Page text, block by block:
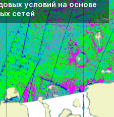
условий на основе
сетей